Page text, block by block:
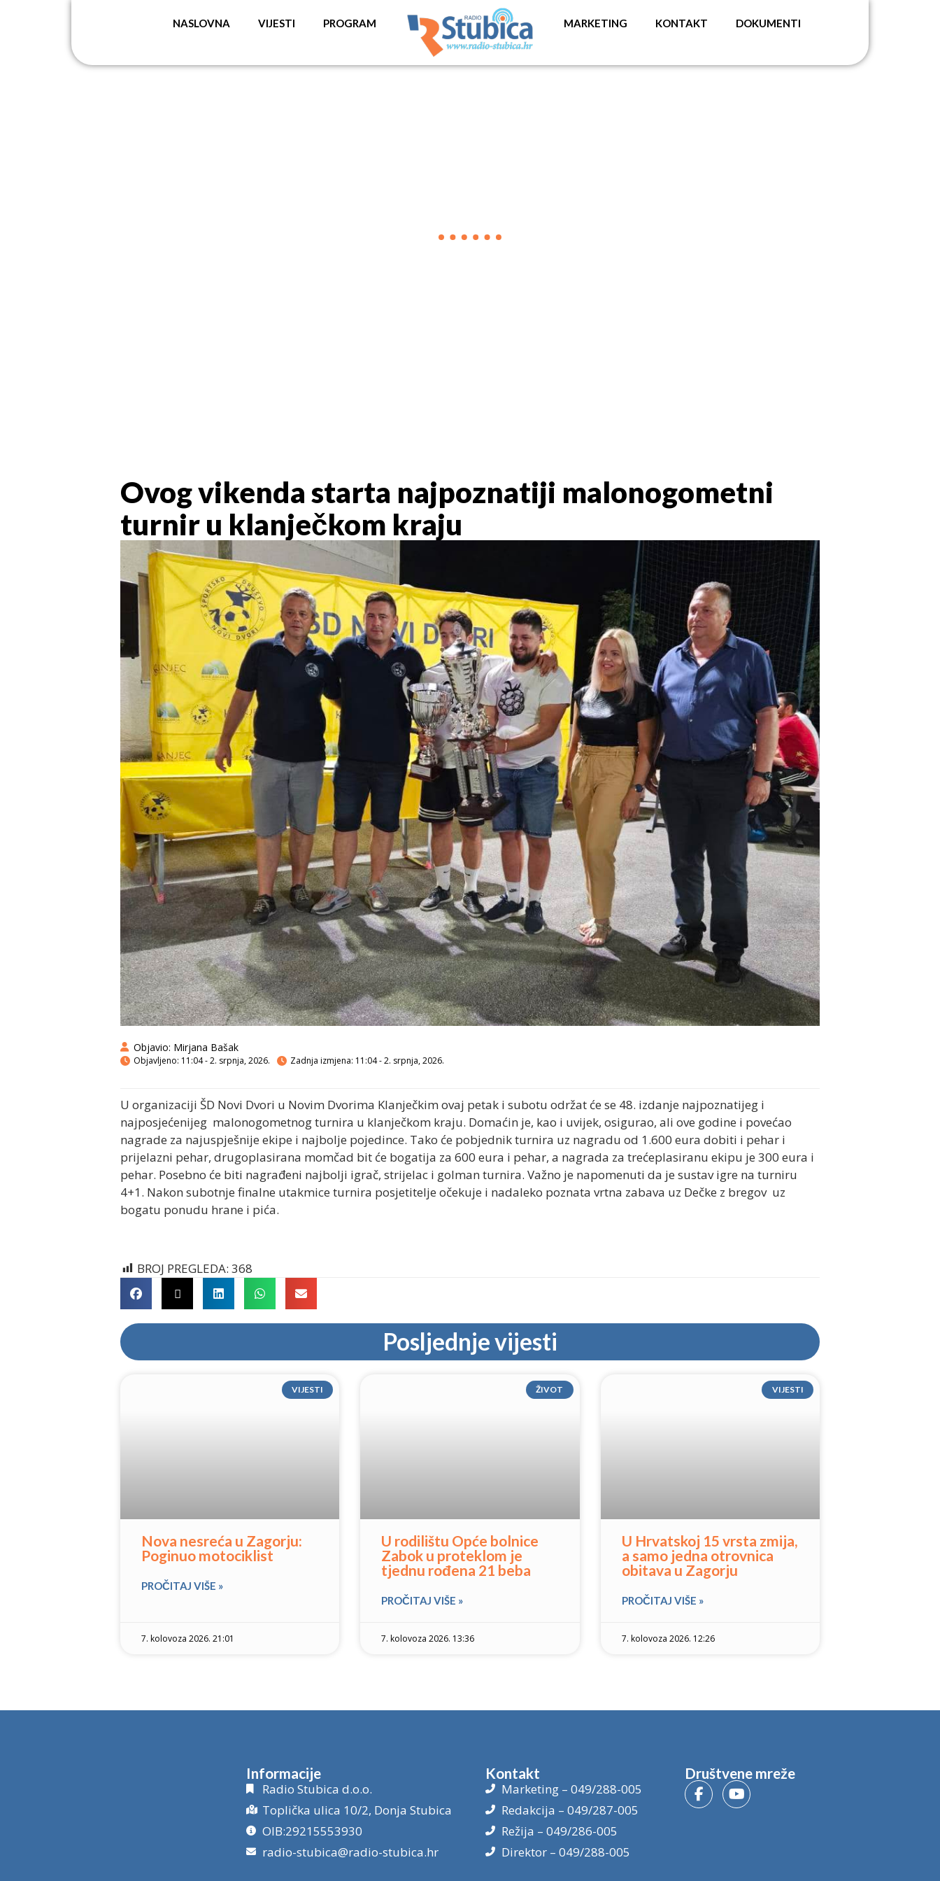
NASLOVNA VIJESTI PROGRAM MARKETING KONTAKT DOKUMENTI
Ovog vikenda starta najpoznatiji malonogometni
turnir u klanječkom kraju
Objavio: Mirjana Bašak
Objavljeno: 11:04 - 2. srpnja, 2026. Zadnja izmjena: 11:04 - 2. srpnja, 2026.
U organizaciji ŠD Novi Dvori u Novim Dvorima Klanječkim ovaj petak i subotu održat će se 48. izdanje najpoznatijeg i
najposjećenijeg malonogometnog turnira u klanječkom kraju. Domaćin je, kao i uvijek, osigurao, ali ove godine i povećao
nagrade za najuspješnije ekipe i najbolje pojedince. Tako će pobjednik turnira uz nagradu od 1.600 eura dobiti i pehar i
prijelazni pehar, drugoplasirana momčad bit će bogatija za 600 eura i pehar, a nagrada za trećeplasiranu ekipu je 300 eura i
pehar. Posebno će biti nagrađeni najbolji igrač, strijelac i golman turnira. Važno je napomenuti da je sustav igre na turniru
4+1. Nakon subotnje finalne utakmice turnira posjetitelje očekuje i nadaleko poznata vrtna zabava uz Dečke z bregov uz
bogatu ponudu hrane i pića.
BROJ PREGLEDA: 368
Posljednje vijesti
VIJESTI
Nova nesreća u Zagorju:
Poginuo motociklist
PROČITAJ VIŠE »
7. kolovoza 2026. 21:01
ŽIVOT
U rodilištu Opće bolnice
Zabok u proteklom je
tjednu rođena 21 beba
PROČITAJ VIŠE »
7. kolovoza 2026. 13:36
VIJESTI
U Hrvatskoj 15 vrsta zmija,
a samo jedna otrovnica
obitava u Zagorju
PROČITAJ VIŠE »
7. kolovoza 2026. 12:26
Informacije
Radio Stubica d.o.o.
Toplička ulica 10/2, Donja Stubica
OIB:29215553930
radio-stubica@radio-stubica.hr
Kontakt
Marketing – 049/288-005
Redakcija – 049/287-005
Režija – 049/286-005
Direktor – 049/288-005
Društvene mreže